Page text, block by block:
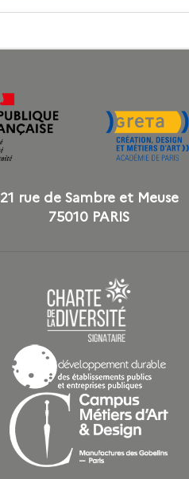
21 rue de Sambre et Meuse
75010 PARIS